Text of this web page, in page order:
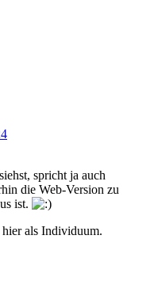
spricht ja auch
die Web-Version zu
ist.
als Individuum.